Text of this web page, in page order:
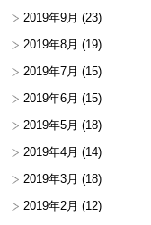
2019年9月 (23)
2019年8月 (19)
2019年7月 (15)
2019年6月 (15)
2019年5月 (18)
2019年4月 (14)
2019年3月 (18)
2019年2月 (12)